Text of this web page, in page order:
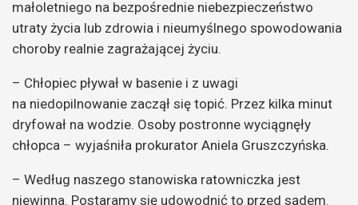
małoletniego na bezpośrednie niebezpieczeństwo
utraty życia lub zdrowia i nieumyślnego spowodowania
choroby realnie zagrażającej życiu.
– Chłopiec pływał w basenie i z uwagi
na niedopilnowanie zaczął się topić. Przez kilka minut
dryfował na wodzie. Osoby postronne wyciągnęły
chłopca – wyjaśniła prokurator Aniela Gruszczyńska.
– Według naszego stanowiska ratowniczka jest
niewinna. Postaramy się udowodnić to przed sądem.